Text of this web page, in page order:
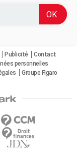
Publicité
Contact
personnelles
Groupe Figaro